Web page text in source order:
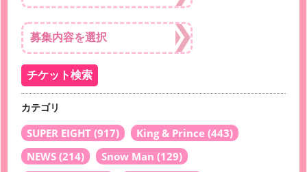
カテゴリ
SUPER EIGHT (917) King & Prince (443)
NEWS (214) Snow Man (129)